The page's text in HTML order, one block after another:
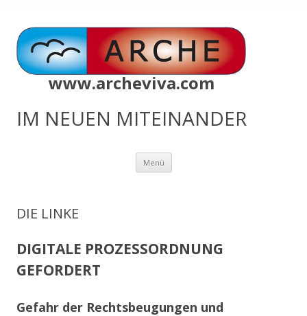
www.archeviva.com
IM NEUEN MITEINANDER
Menü Zum
springen
DIE LINKE
DIGITALE PROZESSORDNUNG
GEFORDERT
Gefahr der Rechtsbeugungen und